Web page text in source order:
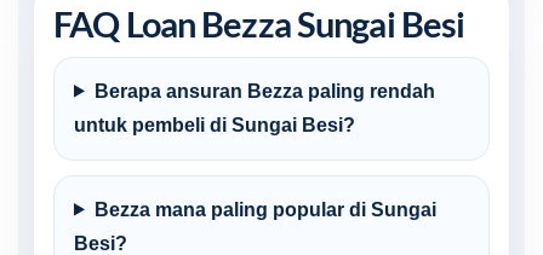
FAQ Loan Bezza Sungai Besi
Berapa ansuran Bezza paling rendah
untuk pembeli di Sungai Besi?
Bezza mana paling popular di Sungai
Besi?